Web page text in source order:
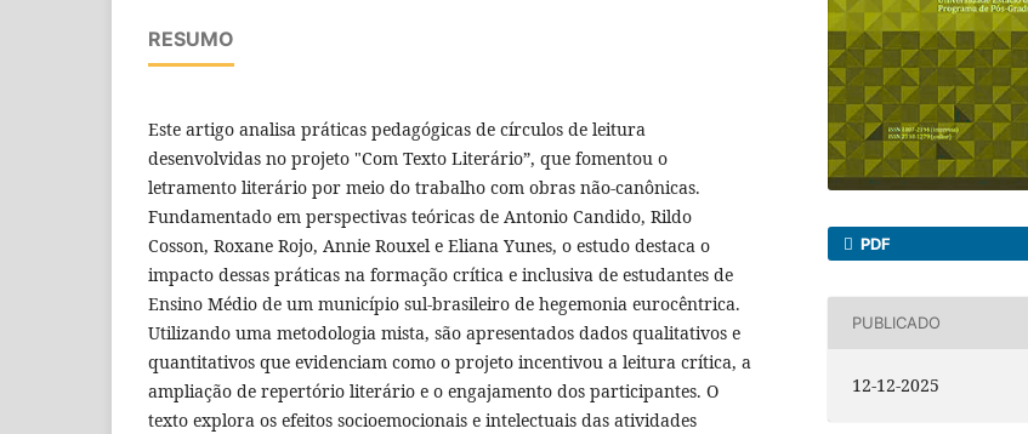
RESUMO
Este artigo analisa práticas pedagógicas de círculos de leitura
desenvolvidas no projeto "Com Texto Literário”, que fomentou o
letramento literário por meio do trabalho com obras não-canônicas.
Fundamentado em perspectivas teóricas de Antonio Candido, Rildo
Cosson, Roxane Rojo, Annie Rouxel e Eliana Yunes, o estudo destaca o
impacto dessas práticas na formação crítica e inclusiva de estudantes de
Ensino Médio de um município sul-brasileiro de hegemonia eurocêntrica.
Utilizando uma metodologia mista, são apresentados dados qualitativos e
quantitativos que evidenciam como o projeto incentivou a leitura crítica, a
ampliação de repertório literário e o engajamento dos participantes. O
texto explora os efeitos socioemocionais e intelectuais das atividades
PDF
PUBLICADO
12-12-2025